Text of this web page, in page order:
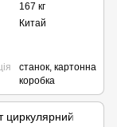
167 кг
Китай
станок, картонна
коробка